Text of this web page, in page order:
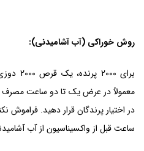
روش خوراکی (آب آشامیدنی):
برای
معمولاً در عرض یک تا دو ساعت مصرف
در اختیار پرندگان قرار دهید. فراموش
ساعت قبل از واکسیناسیون از آب